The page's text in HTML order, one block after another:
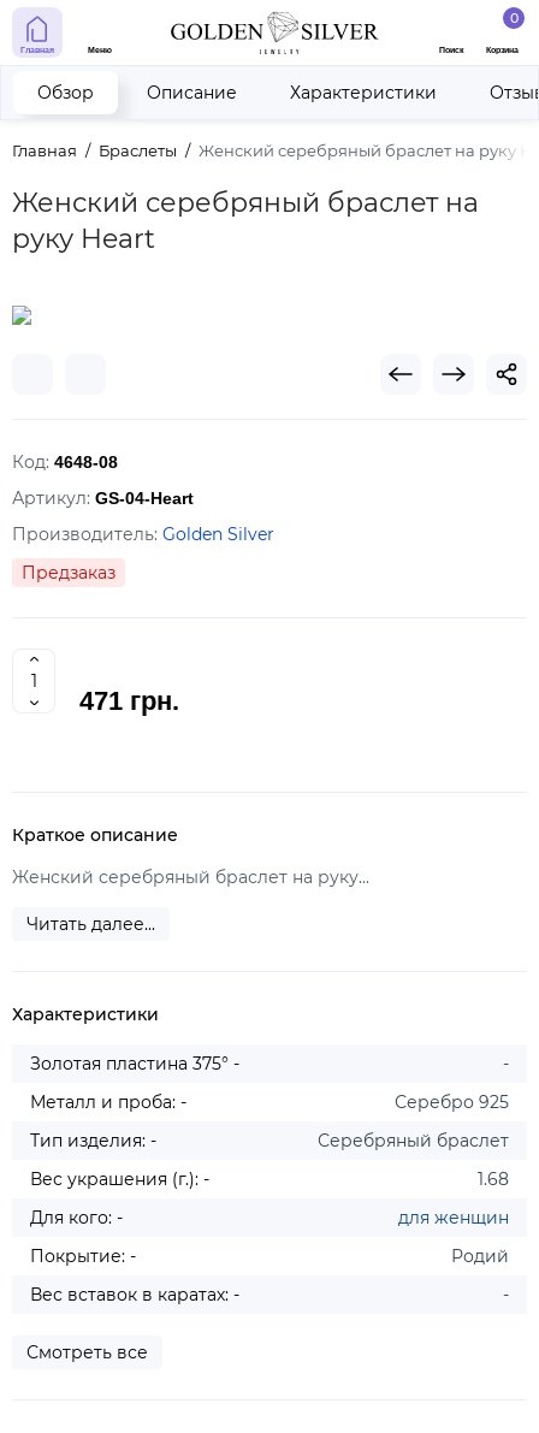
Главная Меню Поиск
0
Корзина
Главная Браслеты Женский серебряный браслет на руку
Женский серебряный браслет на
руку Heart
Обзор Описание Характеристики
Код: 4648-08
Артикул: GS-04-Heart
Производитель: Golden Silver
Предзаказ
471 грн.
Краткое описание
Женский серебряный браслет на руку...
Читать далее...
Характеристики
Золотая пластина 375° -
-
Металл и проба: -
Серебро 925
Тип изделия: -
Серебряный браслет
Вес украшения (г.): -
1.68
Для кого: -
для женщин
Покрытие: -
Родий
Вес вставок в каратах: -
-
Смотреть все